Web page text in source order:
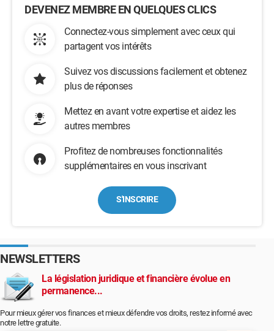
DEVENEZ MEMBRE EN QUELQUES CLICS
Connectez-vous simplement avec ceux qui
partagent vos intérêts
Suivez vos discussions facilement et obtenez
plus de réponses
Mettez en avant votre expertise et aidez les
autres membres
Profitez de nombreuses fonctionnalités
supplémentaires en vous inscrivant
S'INSCRIRE
NEWSLETTERS
La législation juridique et financière évolue en
permanence...
Pour mieux gérer vos finances et mieux défendre vos droits, restez informé avec
notre lettre gratuite.